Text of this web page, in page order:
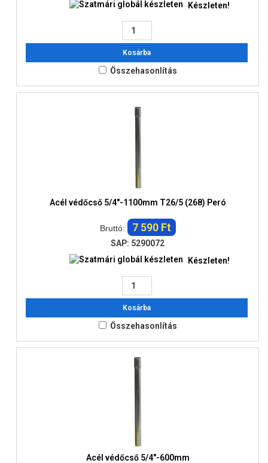
Készleten!
Kosárba
Összehasonlítás
Acél védőcső 5/4"-1100mm T26/5 (268) Peró
Bruttó: 7 590 Ft
SAP: 5290072
Készleten!
Kosárba
Összehasonlítás
Acél védőcső 5/4"-600mm